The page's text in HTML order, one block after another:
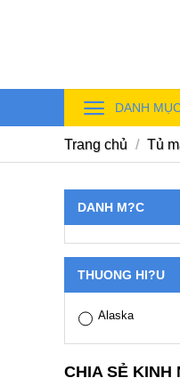
DANH
Trang chủ / Tủ
DANH M?C
THUONG HI?U
Alaska
CHIA SẺ KINH